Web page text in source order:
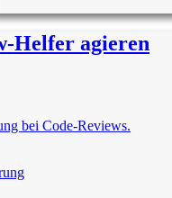
Helfer agieren
bei Code-Reviews.